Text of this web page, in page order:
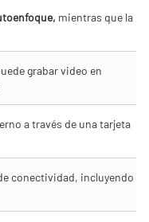
mientras que la
grabar video en
a través de una tarjeta
conectividad, incluyendo